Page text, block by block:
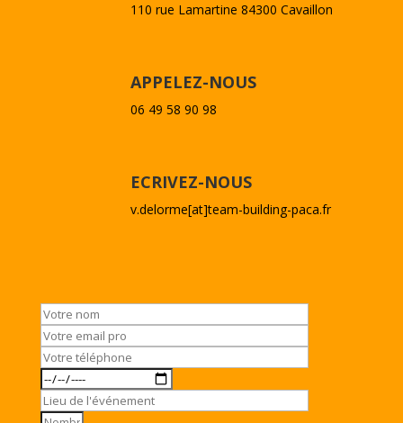
110 rue Lamartine 84300 Cavaillon
APPELEZ-NOUS
06 49 58 90 98
ECRIVEZ-NOUS
v.delorme[at]team-building-paca.fr